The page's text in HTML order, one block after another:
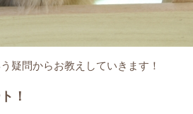
疑問からお教えしていきます！
！